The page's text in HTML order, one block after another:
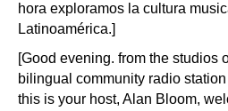
hora exploramos la cultura
Latinoamérica.]
[Good evening. from the studios
bilingual community radio
this is your host, Alan Bloom,